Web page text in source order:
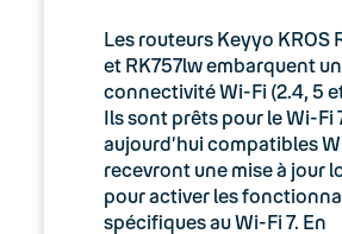
04. Téléphonie fixe
Expert
Guides d’installation
Lexique
Les routeurs Keyyo KROS
et RK757lw embarquent
connectivité Wi-Fi (2.4, 5
Ils sont prêts pour le Wi-Fi
aujourd’hui compatibles
recevront une mise à jour
pour activer les
spécifiques au Wi-Fi 7. En